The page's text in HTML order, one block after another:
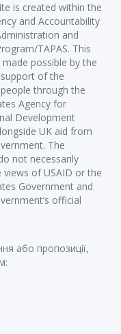
is created within the
and Accountability
and
TAPAS. This
possible by the
of the
through the
Agency for
Development
UK aid from
The
not necessarily
of USAID or the
Government and
official
або пропозиції,